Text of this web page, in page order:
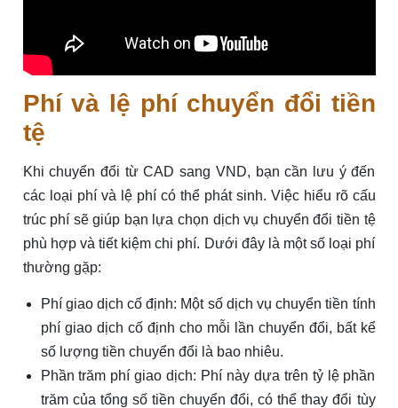
Phí và lệ phí chuyển đổi tiền
tệ
Khi chuyển đổi từ CAD sang VND, bạn cần lưu ý đến
các loại phí và lệ phí có thể phát sinh. Việc hiểu rõ cấu
trúc phí sẽ giúp bạn lựa chọn dịch vụ chuyển đổi tiền tệ
phù hợp và tiết kiệm chi phí. Dưới đây là một số loại phí
thường gặp:
Phí giao dịch cố định: Một số dịch vụ chuyển tiền tính
phí giao dịch cố định cho mỗi lần chuyển đổi, bất kể
số lượng tiền chuyển đổi là bao nhiêu.
Phần trăm phí giao dịch: Phí này dựa trên tỷ lệ phần
trăm của tổng số tiền chuyển đổi, có thể thay đổi tùy